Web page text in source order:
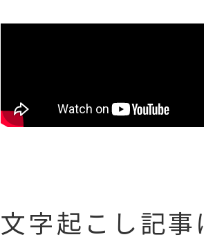
文字起こし記事